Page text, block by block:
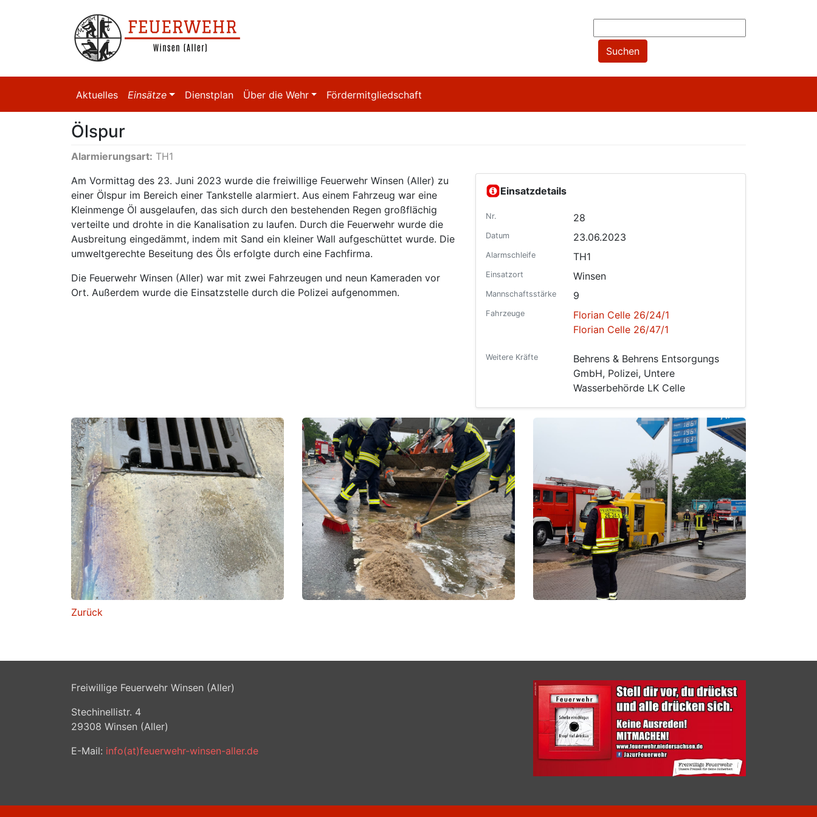
Aktuelles Einsätze Dienstplan Über die Wehr Fördermitgliedschaft
Ölspur
Alarmierungsart: TH1
Am Vormittag des 23. Juni 2023 wurde die freiwillige Feuerwehr Winsen (Aller) zu
einer Ölspur im Bereich einer Tankstelle alarmiert. Aus einem Fahrzeug war eine
Kleinmenge Öl ausgelaufen, das sich durch den bestehenden Regen großflächig
verteilte und drohte in die Kanalisation zu laufen. Durch die Feuerwehr wurde die
Ausbreitung eingedämmt, indem mit Sand ein kleiner Wall aufgeschüttet wurde. Die
umweltgerechte Beseitung des Öls erfolgte durch eine Fachfirma.
Die Feuerwehr Winsen (Aller) war mit zwei Fahrzeugen und neun Kameraden vor
Ort. Außerdem wurde die Einsatzstelle durch die Polizei aufgenommen.
Einsatzdetails
Nr. 28
Datum 23.06.2023
Alarmschleife TH1
Einsatzort Winsen
Mannschaftsstärke 9
Fahrzeuge
Florian Celle 26/24/1
Florian Celle 26/47/1
Weitere Kräfte
Behrens & Behrens Entsorgungs
GmbH, Polizei, Untere
Wasserbehörde LK Celle
Zurück
Freiwillige Feuerwehr Winsen (Aller)
Stechinellistr. 4
29308 Winsen (Aller)
E-Mail: info(at)feuerwehr-winsen-aller.de